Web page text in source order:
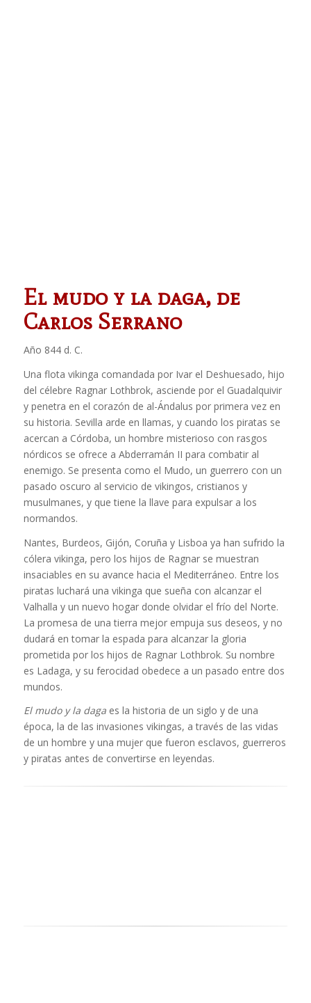
El mudo y la daga, de
Carlos Serrano
Año 844 d. C.
Una flota vikinga comandada por Ivar el Deshuesado, hijo
del célebre Ragnar Lothbrok, asciende por el Guadalquivir
y penetra en el corazón de al-Ándalus por primera vez en
su historia. Sevilla arde en llamas, y cuando los piratas se
acercan a Córdoba, un hombre misterioso con rasgos
nórdicos se ofrece a Abderramán II para combatir al
enemigo. Se presenta como el Mudo, un guerrero con un
pasado oscuro al servicio de vikingos, cristianos y
musulmanes, y que tiene la llave para expulsar a los
normandos.
Nantes, Burdeos, Gijón, Coruña y Lisboa ya han sufrido la
cólera vikinga, pero los hijos de Ragnar se muestran
insaciables en su avance hacia el Mediterráneo. Entre los
piratas luchará una vikinga que sueña con alcanzar el
Valhalla y un nuevo hogar donde olvidar el frío del Norte.
La promesa de una tierra mejor empuja sus deseos, y no
dudará en tomar la espada para alcanzar la gloria
prometida por los hijos de Ragnar Lothbrok. Su nombre
es Ladaga, y su ferocidad obedece a un pasado entre dos
mundos.
El mudo y la dagaes la historia de un siglo y de una
época, la de las invasiones vikingas, a través de las vidas
de un hombre y una mujer que fueron esclavos, guerreros
y piratas antes de convertirse en leyendas.